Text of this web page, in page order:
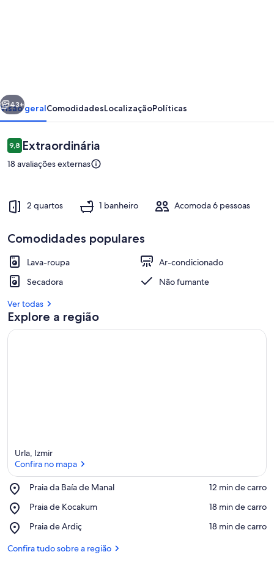
/
2+1
Área de estar
Próximo
43+
Visão geralComodidadesLocalizaçãoPolíticas
Avaliações
9,89,8 de 10
Extraordinária
18 avaliações externas
2 quartos 1 banheiro Acomoda 6 pessoas
Comodidades populares
Lava-roupa
Ar-condicionado
Secadora
Não fumante
Ver todas
Explore a região
Urla, Izmir
Confira no mapa
Praia da Baía de Manal
Place,
da
de
‪12 min de carro‬
Praia de Kocakum
Place,
de
‪18 min de carro‬
Praia de Ardiç
Place,
de
‪18 min de carro‬
Confira tudo sobre a região